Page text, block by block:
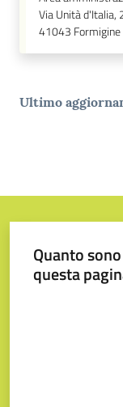
Via Unità d'Italia,
41043 Formigine
Ultimo
Quanto
questa